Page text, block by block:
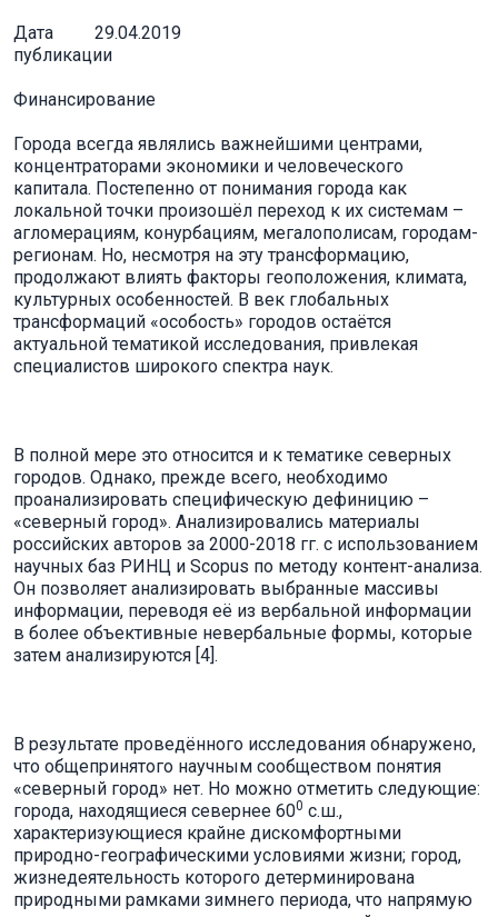
Дата
публикации
29.04.2019
Финансирование
Города всегда являлись важнейшими центрами,
концентраторами экономики и человеческого
капитала. Постепенно от понимания города как
локальной точки произошёл переход к их системам –
агломерациям, конурбациям, мегалополисам, городам-
регионам. Но, несмотря на эту трансформацию,
продолжают влиять факторы геоположения, климата,
культурных особенностей. В век глобальных
трансформаций «особость» городов остаётся
актуальной тематикой исследования, привлекая
специалистов широкого спектра наук.
В полной мере это относится и к тематике северных
городов. Однако, прежде всего, необходимо
проанализировать специфическую дефиницию –
«северный город». Анализировались материалы
российских авторов за 2000-2018 гг. с использованием
научных баз РИНЦ и Scopus по методу контент-анализа.
Он позволяет анализировать выбранные массивы
информации, переводя её из вербальной информации
в более объективные невербальные формы, которые
затем анализируются [4].
В результате проведённого исследования обнаружено,
что общепринятого научным сообществом понятия
«северный город» нет. Но можно отметить следующие:
города, находящиеся севернее 600 с.ш.,
характеризующиеся крайне дискомфортными
природно-географическими условиями жизни; город,
жизнедеятельность которого детерминирована
природными рамками зимнего периода, что напрямую